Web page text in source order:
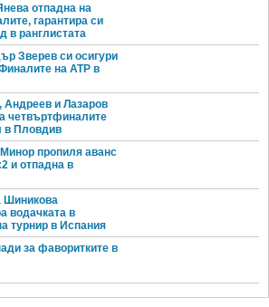
отпадна на
гарантира си
в ранглистата
Зверев си осигури
на ATP в
Андреев и Лазаров
четвъртфиналите
в Пловдив
пропиля аванс
и отпадна в
Шиникова
водачката в
турнир в Испания
за фаворитките в